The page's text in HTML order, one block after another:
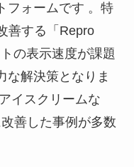
フォームです 。特
善する「Repro
の表示速度が課題
な解決策となりま
イスクリームな
善した事例が多数